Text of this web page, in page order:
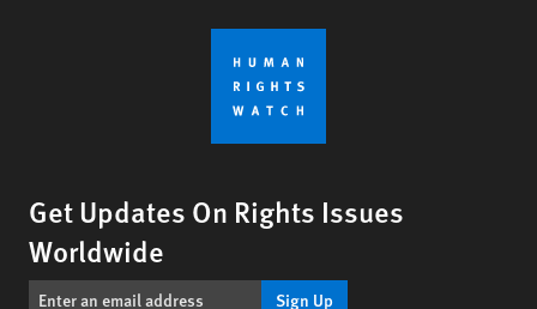
Get Updates On Rights Issues
Worldwide
Sign Up